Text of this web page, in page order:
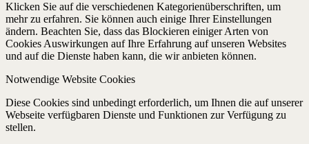
Klicken Sie auf die verschiedenen Kategorienüberschriften, um
mehr zu erfahren. Sie können auch einige Ihrer Einstellungen
ändern. Beachten Sie, dass das Blockieren einiger Arten von
Cookies Auswirkungen auf Ihre Erfahrung auf unseren Websites
und auf die Dienste haben kann, die wir anbieten können.
Notwendige Website Cookies
Diese Cookies sind unbedingt erforderlich, um Ihnen die auf unserer
Webseite verfügbaren Dienste und Funktionen zur Verfügung zu
stellen.